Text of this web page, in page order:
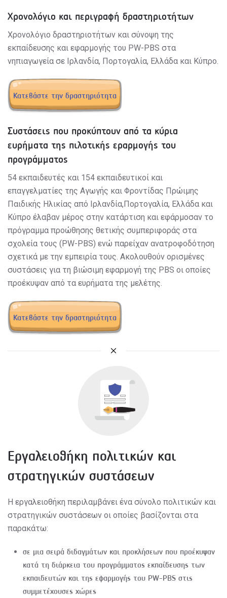
Χρονολόγιο και περιγραφή δραστηριοτήτων
Χρονολόγιο δραστηριοτήτων και σύνοψη της
εκπαίδευσης και εφαρμογής του PW-PBS στα
νηπιαγωγεία σε Ιρλανδία, Πορτογαλία, Ελλάδα και Κύπρο.
Κατεβάστε την δραστηριότητα
Συστάσεις που προκύπτουν από τα κύρια
ευρήματα της πιλοτικής εραρμογής του
προγράμματος
54 εκπαιδευτές και 154 εκπαιδευτικοί και
επαγγελματίες της Αγωγής και Φροντίδας Πρώιμης
Παιδικής Ηλικίας από Ιρλανδία,Πορτογαλία, Ελλάδα και
Κύπρο έλαβαν μέρος στην κατάρτιση και εφάρμοσαν τo
πρόγραμμα προώθησης θετικής συμπεριφοράς στα
σχολεία τους (PW-PBS) ενώ παρείχαν ανατροφοδότηση
σχετικά με την εμπειρία τους. Ακολουθούν ορισμένες
συστάσεις για τη βιώσιμη εφαρμογή της PBS οι οποίες
προέκυψαν από τα ευρήματα της μελέτης.
Κατεβάστε την δραστηριότητα
Εργαλειοθήκη πολιτικών και
στρατηγικών συστάσεων
Η εργαλειοθήκη περιλαμβάνει ένα σύνολο πολιτικών και
στρατηγικών συστάσεων οι οποίες βασίζονται στα
παρακάτω:
σε μια σειρά διδαγμάτων και προκλήσεων που προέκυψαν
κατά τη διάρκεια του προγράμματος εκπαίδευσης των
εκπαιδευτών και της εφαρμογής του PW-PBS στις
συμμετέχουσες χώρες